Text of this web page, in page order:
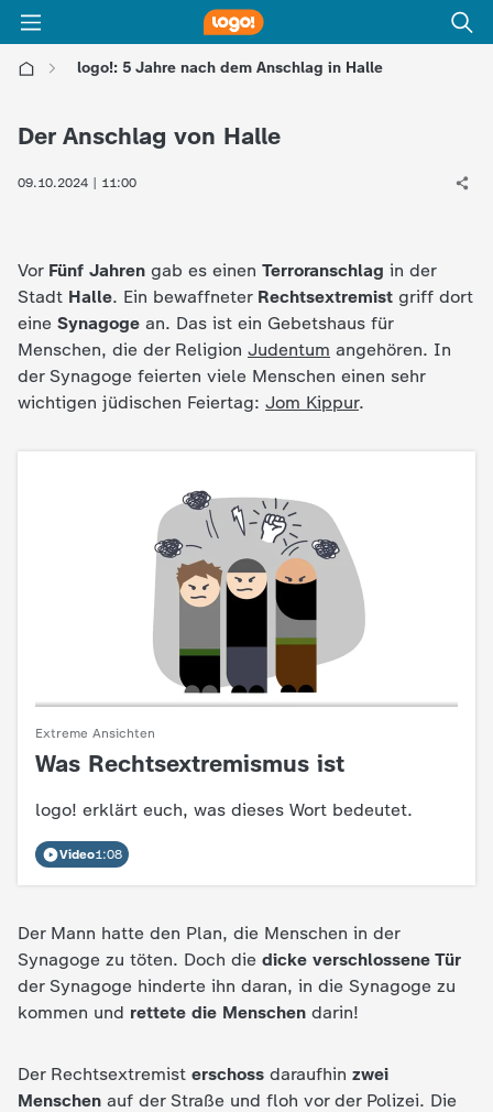
logo!: 5 Jahre nach dem Anschlag in Halle
o
o
a
h
Der Anschlag von Halle
09.10.2024 | 11:00
Vor Fünf Jahren gab es einen Terroranschlag in der
Stadt Halle. Ein bewaffneter Rechtsextremist griff dort
eine Synagoge an. Das ist ein Gebetshaus für
Menschen, die der Religion Judentum angehören. In
der Synagoge feierten viele Menschen einen sehr
wichtigen jüdischen Feiertag: Jom Kippur.
Extreme Ansichten
:
Was Rechtsextremismus ist
logo! erklärt euch, was dieses Wort bedeutet.
Video1:08
Der Mann hatte den Plan, die Menschen in der
Synagoge zu töten. Doch die dicke verschlossene Tür
der Synagoge hinderte ihn daran, in die Synagoge zu
kommen und rettete die Menschen darin!
Der Rechtsextremist erschoss daraufhin zwei
Menschen auf der Straße und floh vor der Polizei. Die